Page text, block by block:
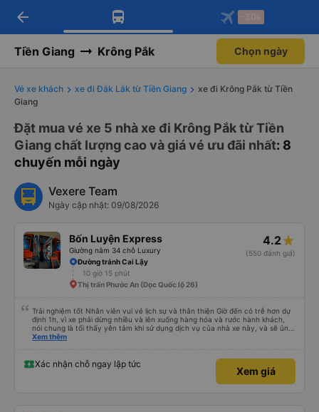
Tải app Vexere ngay!
Nhận ưu đãi thành viên độc
Mở app
Tải app Vexere
-30k/ghế khi đặt vé máy bay qua
Mở app
arrow_back -30k
Tiền Giang Krông Pắk Chọn ngày
Vé xe khách xe đi Đắk Lắk từ Tiền Giang
xe đi Krông Pắk từ Tiền
Giang
Đặt mua vé xe 5 nhà xe đi Krông Pắk từ Tiền
Giang chất lượng cao và giá vé ưu đãi nhất: 8
chuyến mỗi ngày
Vexere Team
Ngày cập nhật: 09/08/2026
Bốn Luyện Express
Giường nằm 34 chỗ Luxury
4.2
(550 đánh giá)
Đường tránh Cai Lậy
10 giờ 15 phút
Thị trấn Phước An (Dọc Quốc lộ 26)
Trải nghiệm tốt Nhân viên vui vẻ lịch sự và thân thiện Giờ đến có trễ hơn dự
định 1h, vì xe phải dừng nhiều và lên xuống hàng hóa và rước hành khách,
nói chung là tối thấy yên tâm khi sử dụng dịch vụ của nhà xe này, và sẽ ủng
hộ và giới thiệu cho người thân sử dụng dịch vụ của nhà xe này
Xem thêm
Xác nhận chỗ ngay lập tức
Xem giá